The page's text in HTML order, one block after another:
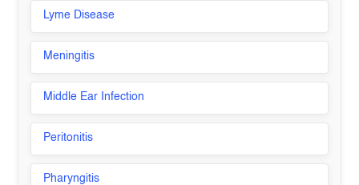
Lyme Disease
Meningitis
Middle Ear Infection
Peritonitis
Pharyngitis